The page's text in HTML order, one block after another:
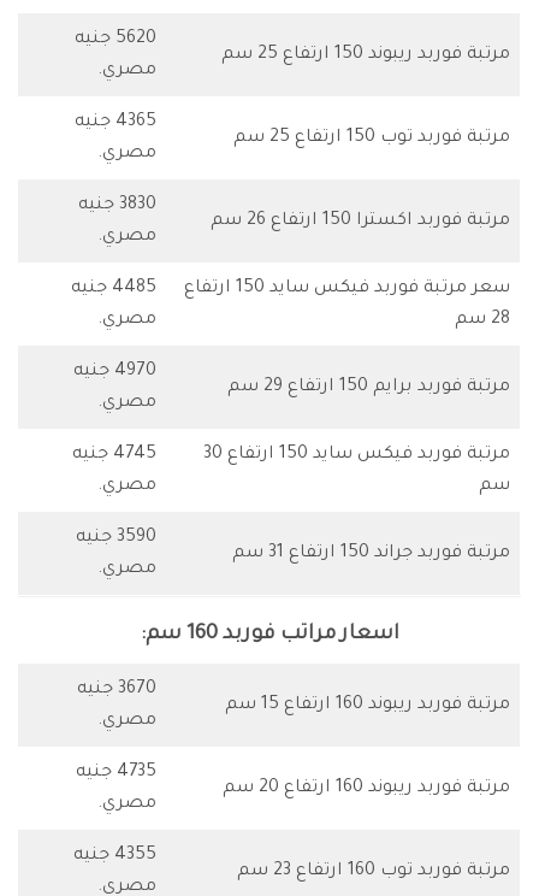
مرتبة فوربد ريبوند 150 ارتفاع 25 سم
5620 جنيه
مصري.
مرتبة فوربد توب 150 ارتفاع 25 سم
4365 جنيه
مصري.
مرتبة فوربد اكسترا 150 ارتفاع 26 سم
3830 جنيه
مصري.
سعر مرتبة فوربد فيكس سايد 150 ارتفاع
28 سم
4485 جنيه
مصري.
مرتبة فوربد برايم 150 ارتفاع 29 سم
4970 جنيه
مصري.
مرتبة فوربد فيكس سايد 150 ارتفاع 30
سم
4745 جنيه
مصري.
مرتبة فوربد جراند 150 ارتفاع 31 سم
3590 جنيه
مصري.
اسعار مراتب فوربد 160 سم:
مرتبة فوربد ريبوند 160 ارتفاع 15 سم
3670 جنيه
مصري.
مرتبة فوربد ريبوند 160 ارتفاع 20 سم
4735 جنيه
مصري.
مرتبة فوربد توب 160 ارتفاع 23 سم
4355 جنيه
مصري.